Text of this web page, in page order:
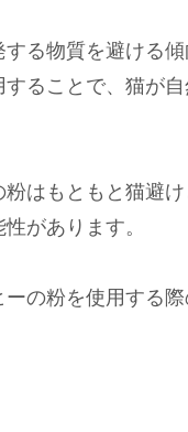
る物質を避ける
することで、猫が
はもともと猫避
があります。
の粉を使用する